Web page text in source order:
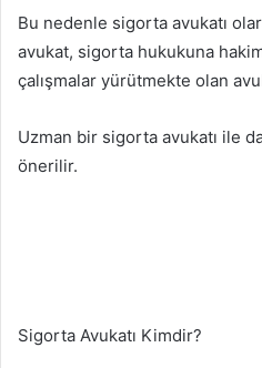
Bu nedenle sigorta avukatı
avukat, sigorta hukukuna
çalışmalar yürütmekte olan
Uzman bir sigorta avukatı ile
önerilir.
Sigorta Avukatı Kimdir?